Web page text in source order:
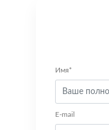
Имя*
E-mail